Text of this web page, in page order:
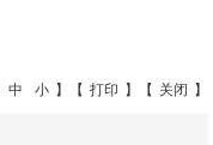
中 小 】【 打印 】【 关闭 】